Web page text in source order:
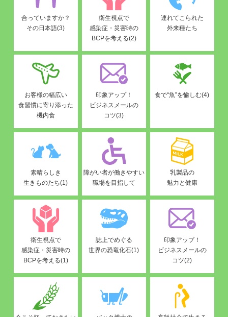
合っていますか？
その日本語(3)
衛生視点で
感染症・災害時の
BCPを考える(2)
連れてこられた
外来種たち
お客様の幅広い
食習慣に寄り添った
機内食
印象アップ！
ビジネスメールの
コツ(3)
食で“魚”を愉しむ(4)
素晴らしき
生きものたち(1)
障がい者が働きやすい
職場を目指して
乳製品の
魅力と健康
衛生視点で
感染症・災害時の
BCPを考える(1)
誌上でめぐる
世界の恐竜化石(1)
印象アップ！
ビジネスメールの
コツ(2)